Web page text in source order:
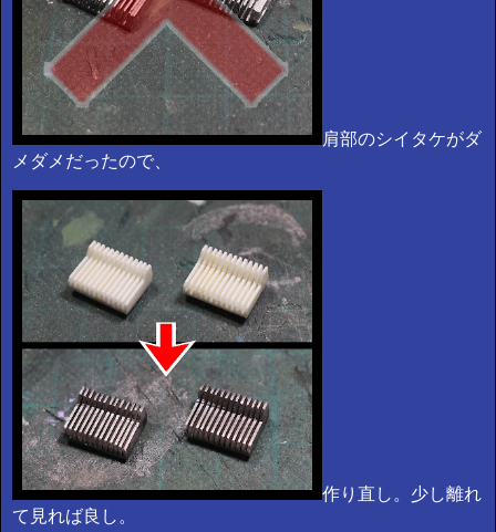
肩部のシイタケがダ
メダメだったので、
作り直し。少し離れ
て見れば良し。